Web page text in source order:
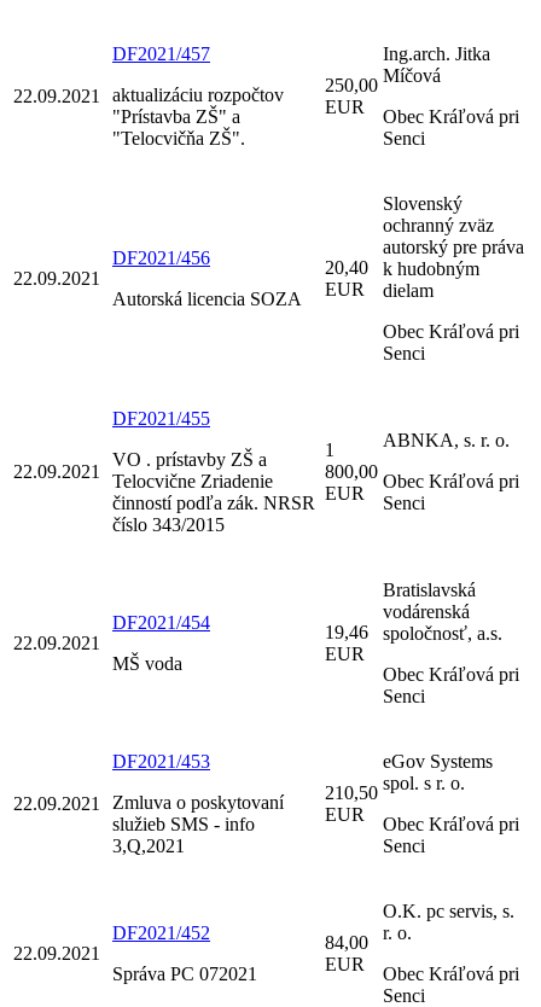
22.09.2021
DF2021/457
aktualizáciu rozpočtov
"Prístavba ZŠ" a
"Telocvičňa ZŠ".
250,00
EUR
Ing.arch. Jitka
Míčová
Obec Kráľová pri
Senci
22.09.2021
DF2021/456
Autorská licencia SOZA
20,40
EUR
Slovenský
ochranný zväz
autorský pre práva
k hudobným
dielam
Obec Kráľová pri
Senci
22.09.2021
DF2021/455
VO . prístavby ZŠ a
Telocvične Zriadenie
činností podľa zák. NRSR
číslo 343/2015
1
800,00
EUR
ABNKA, s. r. o.
Obec Kráľová pri
Senci
22.09.2021
DF2021/454
MŠ voda
19,46
EUR
Bratislavská
vodárenská
spoločnosť, a.s.
Obec Kráľová pri
Senci
22.09.2021
DF2021/453
Zmluva o poskytovaní
služieb SMS - info
3,Q,2021
210,50
EUR
eGov Systems
spol. s r. o.
Obec Kráľová pri
Senci
22.09.2021
DF2021/452
Správa PC 072021
84,00
EUR
O.K. pc servis, s.
r. o.
Obec Kráľová pri
Senci